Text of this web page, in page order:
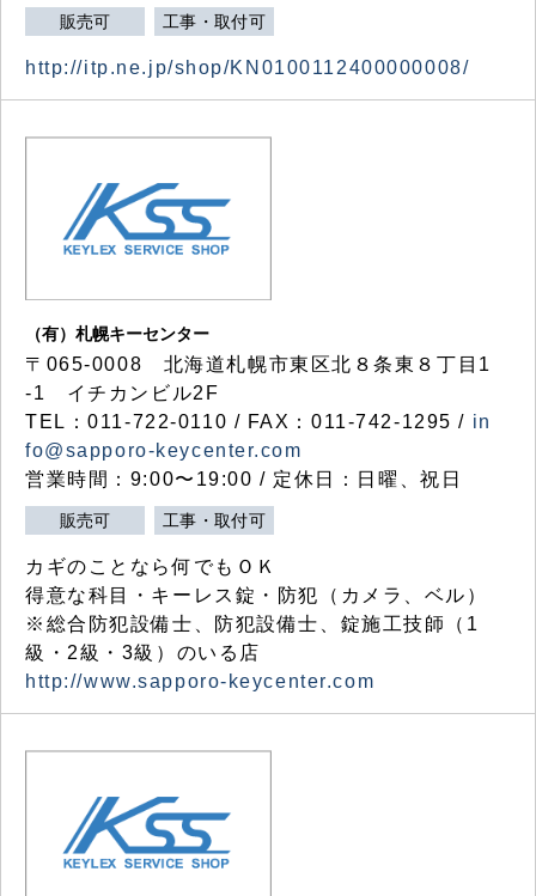
販売可 工事・取付可
http://itp.ne.jp/shop/KN0100112400000008/
（有）札幌キーセンター
〒065-0008 北海道札幌市東区北８条東８丁目1
-1 イチカンビル2F
TEL：011-722-0110 / FAX：011-742-1295 / in
fo@sapporo-keycenter.com
営業時間：9:00〜19:00 / 定休日：日曜、祝日
販売可 工事・取付可
カギのことなら何でもＯＫ
得意な科目・キーレス錠・防犯（カメラ、ベル）
※総合防犯設備士、防犯設備士、錠施工技師（1
級・2級・3級）のいる店
http://www.sapporo-keycenter.com